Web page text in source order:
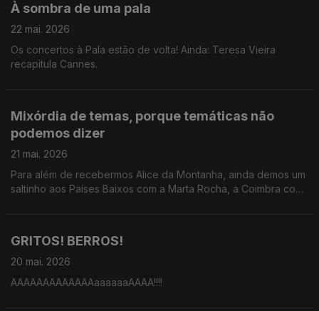
À sombra de uma pala
22 mai. 2026
Os concertos à Pala estão de volta! Ainda: Teresa Vieira
recapitula Cannes.
Mixórdia de temas, porque temáticas não
podemos dizer
21 mai. 2026
Para além de recebermos Alice da Montanha, ainda demos um
saltinho aos Países Baixos com a Marta Rocha, a Coimbra com
GRITOS! BERROS!
20 mai. 2026
AAAAAAAAAAAAAaaaaaaAAAA!!!!